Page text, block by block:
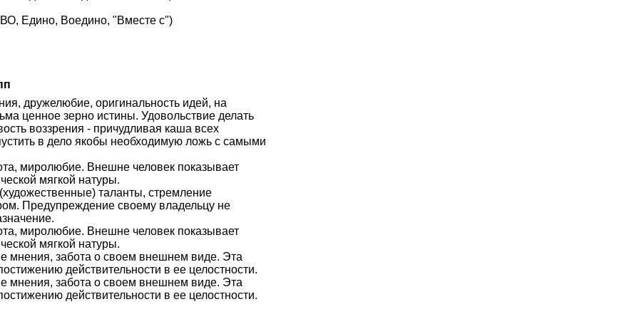
Едино, Воедино, "Вместе с")
дружелюбие, оригинальность идей, на
ценное зерно истины. Удовольствие делать
воззрения - причудливая каша всех
в дело якобы необходимую ложь с самыми
миролюбие. Внешне человек показывает
мягкой натуры.
таланты, стремление
Предупреждение своему владельцу не
миролюбие. Внешне человек показывает
мягкой натуры.
мнения, забота о своем внешнем виде. Эта
действительности в ее целостности.
мнения, забота о своем внешнем виде. Эта
действительности в ее целостности.